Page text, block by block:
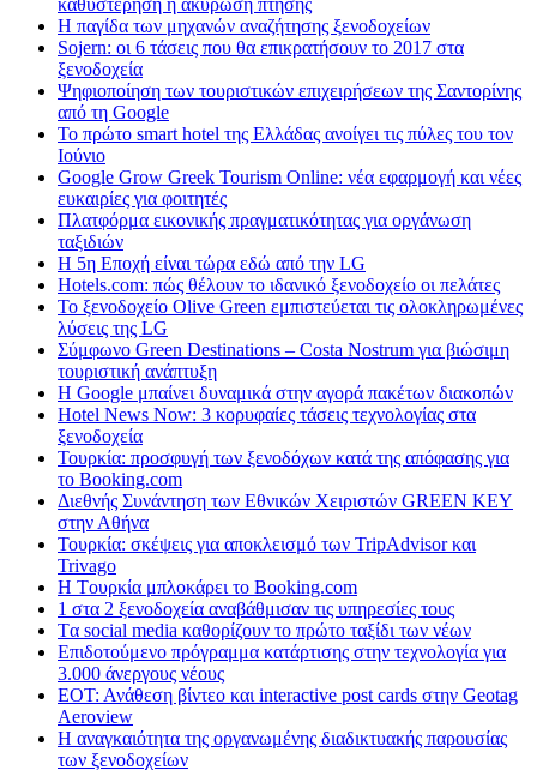
καθυστέρηση ή ακύρωση πτήσης
Η παγίδα των μηχανών αναζήτησης ξενοδοχείων
Sojern: οι 6 τάσεις που θα επικρατήσουν το 2017 στα
ξενοδοχεία
Ψηφιοποίηση των τουριστικών επιχειρήσεων της Σαντορίνης
από τη Google
Το πρώτο smart hotel της Ελλάδας ανοίγει τις πύλες του τον
Ιούνιο
Google Grow Greek Tourism Online: νέα εφαρμογή και νέες
ευκαιρίες για φοιτητές
Πλατφόρμα εικονικής πραγματικότητας για οργάνωση
ταξιδιών
Η 5η Εποχή είναι τώρα εδώ από την LG
Hotels.com: πώς θέλουν το ιδανικό ξενοδοχείο οι πελάτες
To ξενοδοχείο Olive Green εμπιστεύεται τις ολοκληρωμένες
λύσεις της LG
Σύμφωνο Green Destinations – Costa Nostrum για βιώσιμη
τουριστική ανάπτυξη
H Google μπαίνει δυναμικά στην αγορά πακέτων διακοπών
Hotel News Now: 3 κορυφαίες τάσεις τεχνολογίας στα
ξενοδοχεία
Τουρκία: προσφυγή των ξενοδόχων κατά της απόφασης για
το Booking.com
Διεθνής Συνάντηση των Εθνικών Χειριστών GREEN KEY
στην Αθήνα
Τουρκία: σκέψεις για αποκλεισμό των TripAdvisor και
Trivago
H Tουρκία μπλοκάρει το Booking.com
1 στα 2 ξενοδοχεία αναβάθμισαν τις υπηρεσίες τους
Tα social media καθορίζουν το πρώτο ταξίδι των νέων
Επιδοτούμενο πρόγραμμα κατάρτισης στην τεχνολογία για
3.000 άνεργους νέους
ΕΟΤ: Ανάθεση βίντεο και interactive post cards στην Geotag
Aeroview
Η αναγκαιότητα της οργανωμένης διαδικτυακής παρουσίας
των ξενοδοχείων